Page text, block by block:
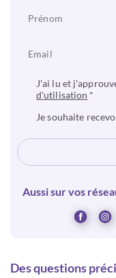
J'ai lu et
d'utilisation *
Je souhaite
Aussi sur vos
Des questions